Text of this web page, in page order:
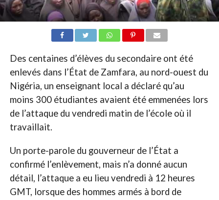
Des centaines d’élèves du secondaire ont été
enlevés dans l’État de Zamfara, au nord-ouest du
Nigéria, un enseignant local a déclaré qu’au
moins 300 étudiantes avaient été emmenées lors
de l’attaque du vendredi matin de l’école où il
travaillait.
Un porte-parole du gouverneur de l’État a
confirmé l’enlèvement, mais n’a donné aucun
détail, l’attaque a eu lieu vendredi à 12 heures
GMT, lorsque des hommes armés à bord de